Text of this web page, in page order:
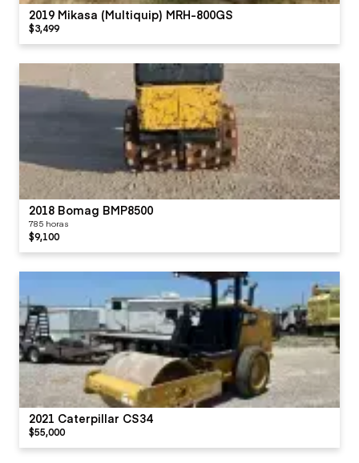
2019 Mikasa (Multiquip) MRH-800GS
$3,499
2018 Bomag BMP8500
785 horas
$9,100
2021 Caterpillar CS34
$55,000